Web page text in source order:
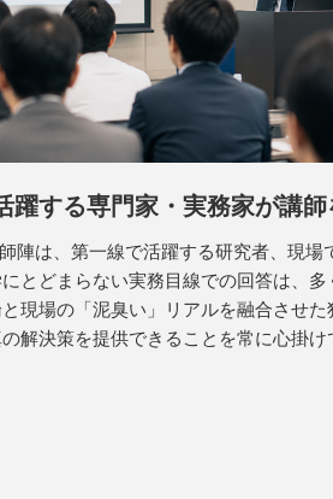
躍する専門家・実務家が講師
陣は、第一線で活躍する研究者、現場
とどまらない実務目線での回答は、
現場の「泥臭い」リアルを融合させ
解決策を提供できることを常に心掛け